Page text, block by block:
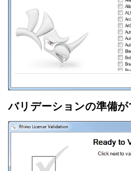
バリデーションの準備